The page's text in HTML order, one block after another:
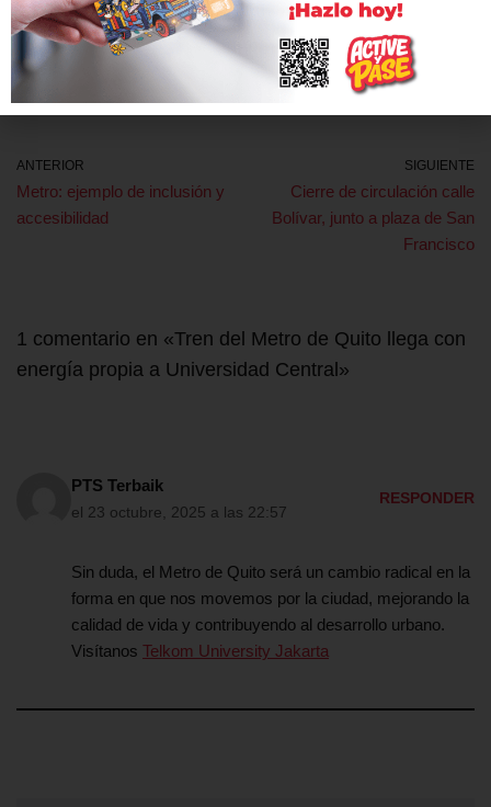
Etiquetas: FASE DE PRUEBAS METRO MOVIMIENTO
TRENES
ANTERIOR
Metro: ejemplo de inclusión y
accesibilidad
SIGUIENTE
Cierre de circulación calle
Bolívar, junto a plaza de San
Francisco
1 comentario en «Tren del Metro de Quito llega con
energía propia a Universidad Central»
PTS Terbaik
el 23 octubre, 2025 a las 22:57
RESPONDER
Sin duda, el Metro de Quito será un cambio radical en la
forma en que nos movemos por la ciudad, mejorando la
calidad de vida y contribuyendo al desarrollo urbano.
Visítanos Telkom University Jakarta